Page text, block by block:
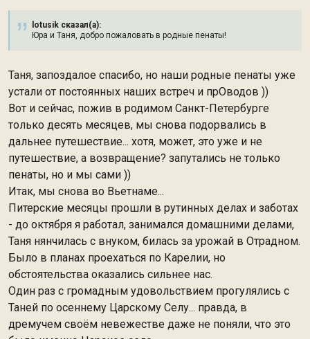
lotusik сказал(а):
Юра и Таня, добро пожаловать в родные пенаты!
Таня, запоздалое спасибо, но наши родные пенаты уже
устали от постоянных наших встреч и прОводов ))
Вот и сейчас, пожив в родимом Санкт-Петербурге
только десять месяцев, мы снова подорвались в
дальнее путешествие... хотя, может, это уже и не
путешествие, а возвращение? запутались не только
пенаты, но и мы сами ))
Итак, мы снова во Вьетнаме...
Питерские месяцы прошли в рутинных делах и заботах
- до октября я работал, занимался домашними делами,
Таня нянчилась с внуком, билась за урожай в Отрадном.
Было в планах проехаться по Карелии, но
обстоятельства оказались сильнее нас.
Один раз с громадным удовольствием прогулялись с
Таней по осеннему Царскому Селу... правда, в
дремучем своём невежестве даже не поняли, что это